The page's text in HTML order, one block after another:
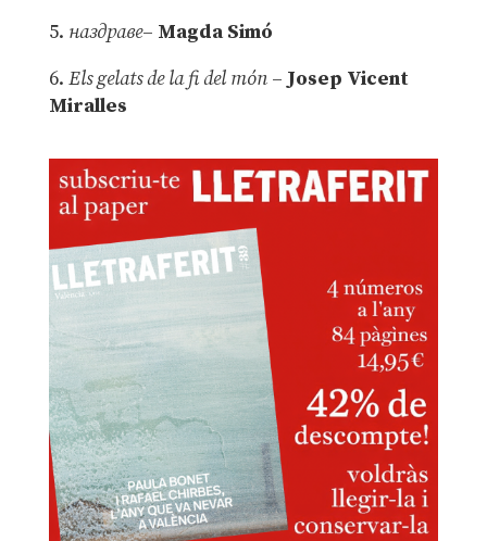
5. наздраве– Magda Simó
6. Els gelats de la fi del món – Josep Vicent
Miralles